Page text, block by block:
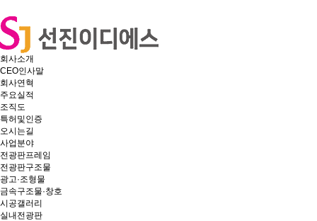
회사소개
CEO인사말
회사연혁
주요실적
조직도
특허및인증
오시는길
사업분야
전광판프레임
전광판구조물
광고·조형물
금속구조물·창호
시공갤러리
실내전광판